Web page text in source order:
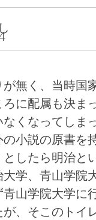
無く、当時国
に配属も決ま
くなってしま
小説の原書を
したら明治と
学、青山学院
山学院大学に
、そこのトイ